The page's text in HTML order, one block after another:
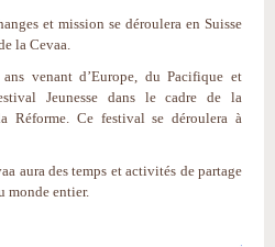
et mission se déroulera en Suisse
la Cevaa.
venant d’Europe, du Pacifique et
Jeunesse dans le cadre de la
Réforme. Ce festival se déroulera à
aura des temps et activités de partage
monde entier.